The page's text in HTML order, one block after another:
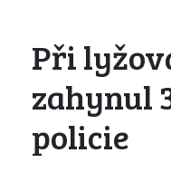
Při
zahynul
policie